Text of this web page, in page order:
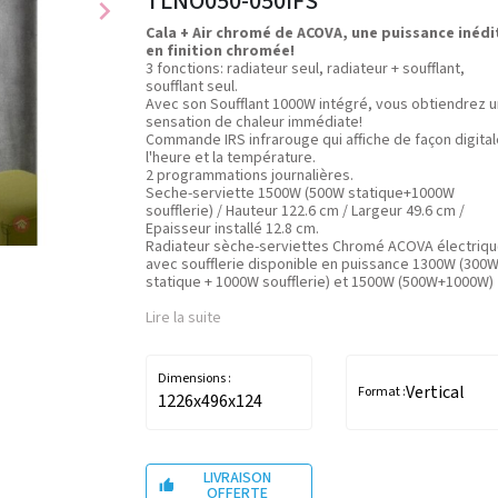
chevron_right
Cala + Air chromé de ACOVA, une puissance
en finition chromée!
3 fonctions: radiateur seul, radiateur + soufflant,
soufflant seul.
Avec son Soufflant 1000W intégré, vous obtiendrez
sensation de chaleur immédiate!
Commande IRS infrarouge qui affiche de façon
l'heure et la température.
2 programmations journalières.
Seche-serviette 1500W (500W statique+1000W
soufflerie) / Hauteur 122.6 cm / Largeur 49.6 cm /
Epaisseur installé 12.8 cm.
Radiateur sèche-serviettes Chromé ACOVA
avec soufflerie disponible en puissance 1300W (300W
statique + 1000W soufflerie) et 1500W (500W+1000W)
Lire la suite
Dimensions :
1226x496x124 Format :Vertical
 LIVRAISON